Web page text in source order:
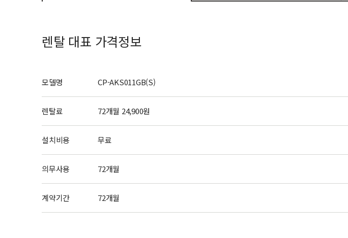
렌탈 대표 가격정보
모델명 CP-AKS011GB(S)
렌탈료 72개월 24,900원
설치비용 무료
의무사용 72개월
계약기간 72개월